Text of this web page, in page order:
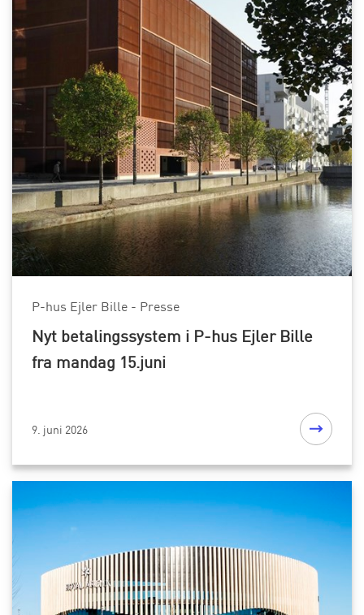
P-hus Ejler Bille - Presse
Nyt betalingssystem i P-hus Ejler Bille
fra mandag 15.juni
9. juni 2026